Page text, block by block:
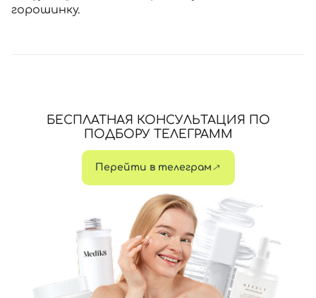
горошинку.
БЕСПЛАТНАЯ КОНСУЛЬТАЦИЯ ПО
ПОДБОРУ ТЕЛЕГРАММ
Перейти в телеграм